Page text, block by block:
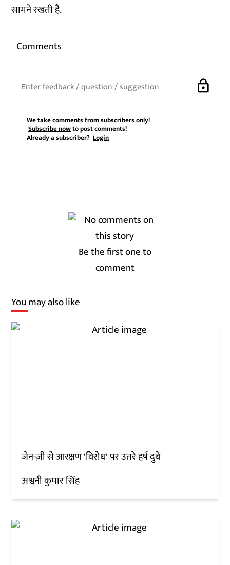
सामने रखती है.
Comments
lock
We take comments from subscribers only!
Subscribe nowto post comments!
Already a subscriber?Login
Be the first one to
comment
You may also like
जेन-ज़ी से आरक्षण 'विरोध' पर उतरे हर्ष दुबे
अश्वनी कुमार सिंह